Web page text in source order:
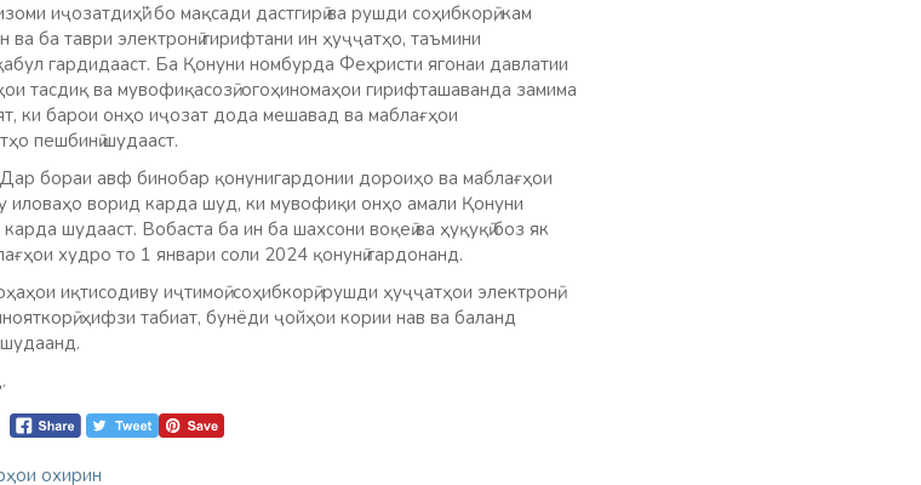
иҷозатдиҳӣ” бо мақсади дастгирӣ ва рушди соҳибкорӣ, кам
ба таври электронӣ гирифтани ин ҳуҷҷатҳо, таъмини
гардидааст. Ба Қонуни номбурда Феҳристи ягонаи давлатии
тасдиқ ва мувофиқасозӣ, огоҳиномаҳои гирифташаванда замима
ки барои онҳо иҷозат дода мешавад ва маблағҳои
пешбинӣ шудааст.
бораи авф бинобар қонунигардонии дороиҳо ва маблағҳои
иловаҳо ворид карда шуд, ки мувофиқи онҳо амали Қонуни
шудааст. Вобаста ба ин ба шахсони воқеӣ ва ҳуқуқӣ боз як
худро то 1 январи соли 2024 қонунӣ гардонанд.
иқтисодиву иҷтимоӣ, соҳибкорӣ, рушди ҳуҷҷатҳои электронӣ,
ҳифзи табиат, бунёди ҷойҳои кории нав ва баланд
охирин